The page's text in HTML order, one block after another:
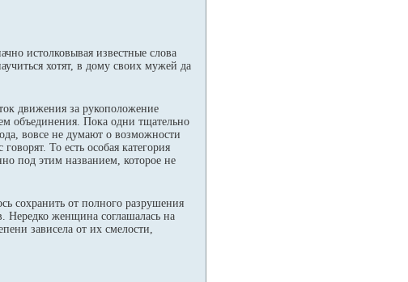
истолковывая известные слова
хотят, в дому своих мужей да
движения за рукоположение
объединения. Пока одни тщательно
вовсе не думают о возможности
То есть особая категория
под этим названием, которое не
сохранить от полного разрушения
Нередко женщина соглашалась на
зависела от их смелости,